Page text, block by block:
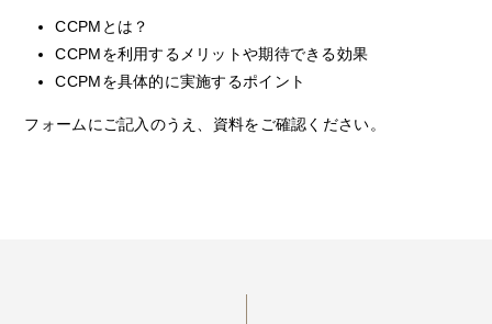
CCPMとは？
CCPMを利⽤するメリットや期待できる効果
CCPMを具体的に実施するポイント
フォームにご記入のうえ、資料をご確認ください。